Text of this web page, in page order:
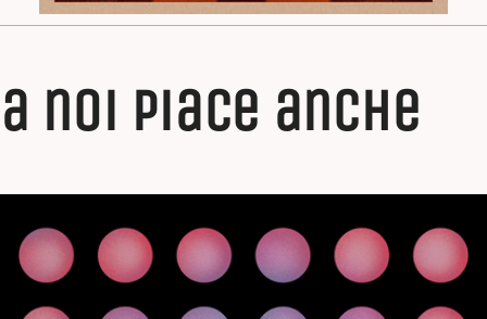
a noi piace anche